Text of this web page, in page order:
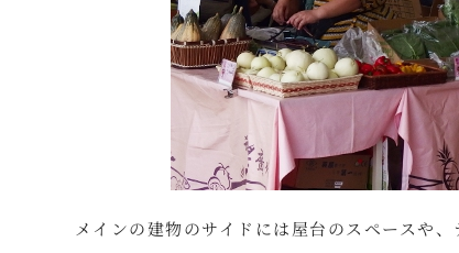
メインの建物のサイドには屋台のスペースや